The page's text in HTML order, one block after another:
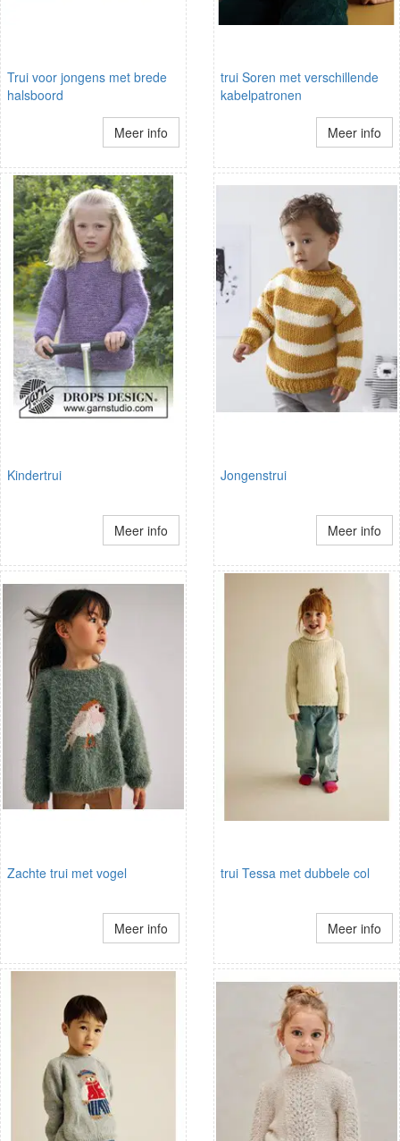
Trui voor jongens met brede
halsboord
Meer info
trui Soren met verschillende
kabelpatronen
Meer info
Kindertrui
Meer info
Jongenstrui
Meer info
Zachte trui met vogel
Meer info
trui Tessa met dubbele col
Meer info